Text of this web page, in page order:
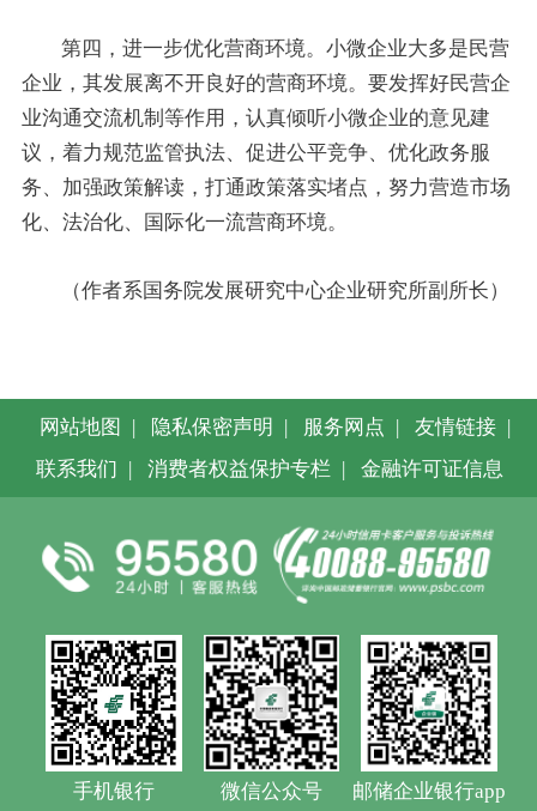
第四，进一步优化营商环境。小微企业大多是民营
企业，其发展离不开良好的营商环境。要发挥好民营企
业沟通交流机制等作用，认真倾听小微企业的意见建
议，着力规范监管执法、促进公平竞争、优化政务服
务、加强政策解读，打通政策落实堵点，努力营造市场
化、法治化、国际化一流营商环境。
（作者系国务院发展研究中心企业研究所副所长）
网站地图 | 隐私保密声明 | 服务网点 | 友情链接 |
联系我们 | 消费者权益保护专栏 | 金融许可证信息
手机银行 微信公众号 邮储企业银行app